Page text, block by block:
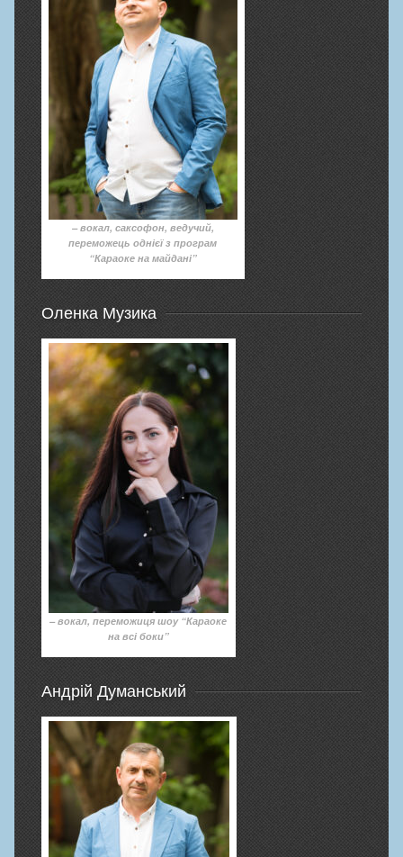
– вокал, саксофон, ведучий,
переможець однієї з програм
“Караоке на майдані”
Оленка Музика
– вокал, переможиця шоу “Караоке
на всі боки”
Андрій Думанський